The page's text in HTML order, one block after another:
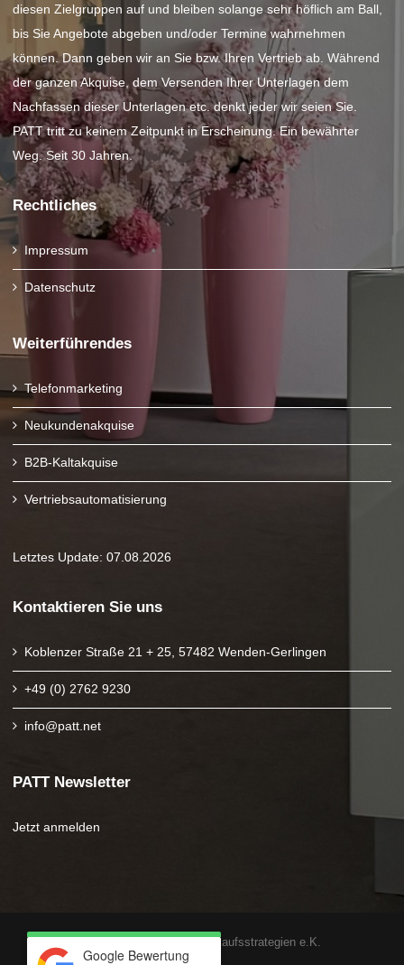
diesen Zielgruppen auf und bleiben solange sehr höflich am Ball,
bis Sie Angebote abgeben und/oder Termine wahrnehmen
können. Dann geben wir an Sie bzw. Ihren Vertrieb ab. Während
der ganzen Akquise, dem Versenden Ihrer Unterlagen dem
Nachfassen dieser Unterlagen etc. denkt jeder wir seien Sie.
PATT tritt zu keinem Zeitpunkt in Erscheinung. Ein bewährter
Weg. Seit 30 Jahren.
Rechtliches
Impressum
Datenschutz
Weiterführendes
Telefonmarketing
Neukundenakquise
B2B-Kaltakquise
Vertriebsautomatisierung
Letztes Update: 07.08.2026
Kontaktieren Sie uns
Koblenzer Straße 21 + 25, 57482 Wenden-Gerlingen
+49 (0) 2762 9230
info@patt.net
PATT Newsletter
Jetzt anmelden
Copyright 2025 PATT Verkaufsstrategien e.K.
Google Bewertung